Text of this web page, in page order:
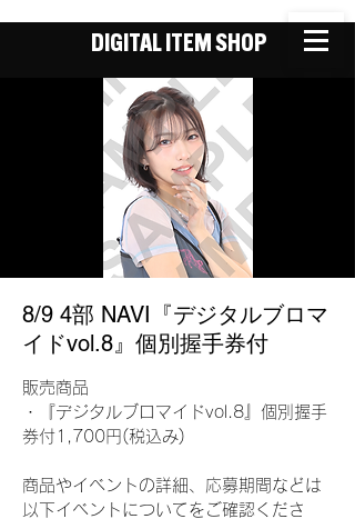
DIGITAL ITEM SHOP
8/9 4部 NAVI『デジタルブロマ
イドvol.8』個別握手券付
販売商品
・『デジタルブロマイドvol.8』個別握手
券付1,700円(税込み)
商品やイベントの詳細、応募期間などは
以下イベントについてをご確認くださ